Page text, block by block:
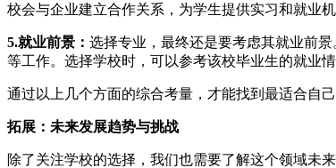
校会与企业建立合作关系，为学生提供实习和就业
5.就业前景： 选择专业，最终还是要考虑其就业前
等工作。选择学校时，可以参考该校毕业生的就业
通过以上几个方面的综合考量，才能找到最适合自
拓展：未来发展趋势与挑战
除了关注学校的选择，我们也需要了解这个领域未